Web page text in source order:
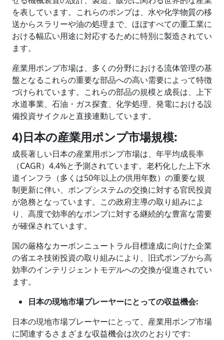
を表しています。これらのポンプは、水や化学物質の移
送からスラリーや油の処理まで、ほぼすべての重工業に
おける幅広い用途に対応するために特別に製造されてい
ます。
産業用ポンプ市場は、多くの分野における流体管理の基
盤となるこれらの重要な部品への高い需要によって特徴
づけられています。これらの部品の規模と成長は、上下
水道事業、石油・ガス探査、化学処理、発電における設
備投資サイクルと直接連動しています。
4)日本の産業用ポンプ市場規模:
成長著しい日本の産業用ポンプ市場は、年平均成長率
（CAGR）4.4%と予測されています。老朽化した上下水
道インフラ（多くは50年以上の供用年数）の重要な規
制更新に伴い、ポンプシステムの交換に対する官民投資
が急務となっています。この政府主導の取り組みによ
り、高度で効率的なポンプに対する継続的な豊富な需要
が確保されています。
国の厳格なカーボンニュートラル目標達成に向けた企業
の省エネ技術投資の取り組みにより、旧式ポンプから高
効率のインテリジェントモデルへの交換が促進されてい
ます。
日本の現地市場プレーヤーにとっての収益機会:
日本の現地市場プレーヤーにとって、産業用ポンプ市場
に関連するさまざまな収益機会は次のとおりです: